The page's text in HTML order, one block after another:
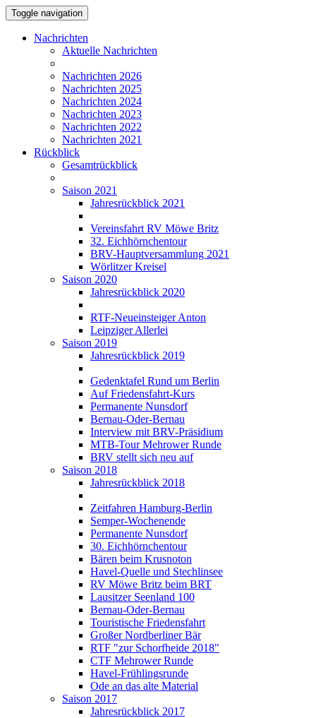
Toggle navigation
Nachrichten
Aktuelle Nachrichten
Nachrichten 2026
Nachrichten 2025
Nachrichten 2024
Nachrichten 2023
Nachrichten 2022
Nachrichten 2021
Rückblick
Gesamtrückblick
Saison 2021
Jahresrückblick 2021
Vereinsfahrt RV Möwe Britz
32. Eichhörnchentour
BRV-Hauptversammlung 2021
Wörlitzer Kreisel
Saison 2020
Jahresrückblick 2020
RTF-Neueinsteiger Anton
Leipziger Allerlei
Saison 2019
Jahresrückblick 2019
Gedenktafel Rund um Berlin
Auf Friedensfahrt-Kurs
Permanente Nunsdorf
Bernau-Oder-Bernau
Interview mit BRV-Präsidium
MTB-Tour Mehrower Runde
BRV stellt sich neu auf
Saison 2018
Jahresrückblick 2018
Zeitfahren Hamburg-Berlin
Semper-Wochenende
Permanente Nunsdorf
30. Eichhörnchentour
Bären beim Krusnoton
Havel-Quelle und Stechlinsee
RV Möwe Britz beim BRT
Lausitzer Seenland 100
Bernau-Oder-Bernau
Touristische Friedensfahrt
Großer Nordberliner Bär
RTF "zur Schorfheide 2018"
CTF Mehrower Runde
Havel-Frühlingsrunde
Ode an das alte Material
Saison 2017
Jahresrückblick 2017